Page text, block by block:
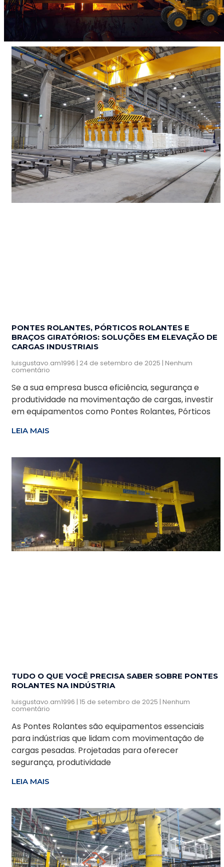
PONTES ROLANTES, PÓRTICOS ROLANTES E
BRAÇOS GIRATÓRIOS: SOLUÇÕES EM ELEVAÇÃO DE
CARGAS INDUSTRIAIS
luisgustavo.am1996 24 de setembro de 2025 Nenhum
comentário
Se a sua empresa busca eficiência, segurança e
produtividade na movimentação de cargas, investir
em equipamentos como Pontes Rolantes, Pórticos
LEIA MAIS
TUDO O QUE VOCÊ PRECISA SABER SOBRE PONTES
ROLANTES NA INDÚSTRIA
luisgustavo.am1996 15 de setembro de 2025 Nenhum
comentário
As Pontes Rolantes são equipamentos essenciais
para indústrias que lidam com movimentação de
cargas pesadas. Projetadas para oferecer
segurança, produtividade
LEIA MAIS